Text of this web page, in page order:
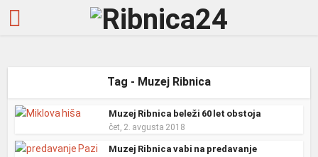
Tag - Muzej Ribnica
Muzej Ribnica beleži 60 let obstoja
čet, 2. avgusta 2018
Muzej Ribnica vabi na predavanje